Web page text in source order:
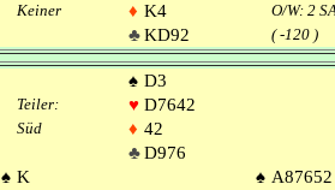
Keiner
♦ K4 O/W: 2
♣KD92 ( -120 )
♠ D3
Teiler: ♥ D7642
Süd ♦ 42
♣D976
♠ K ♠ A87652